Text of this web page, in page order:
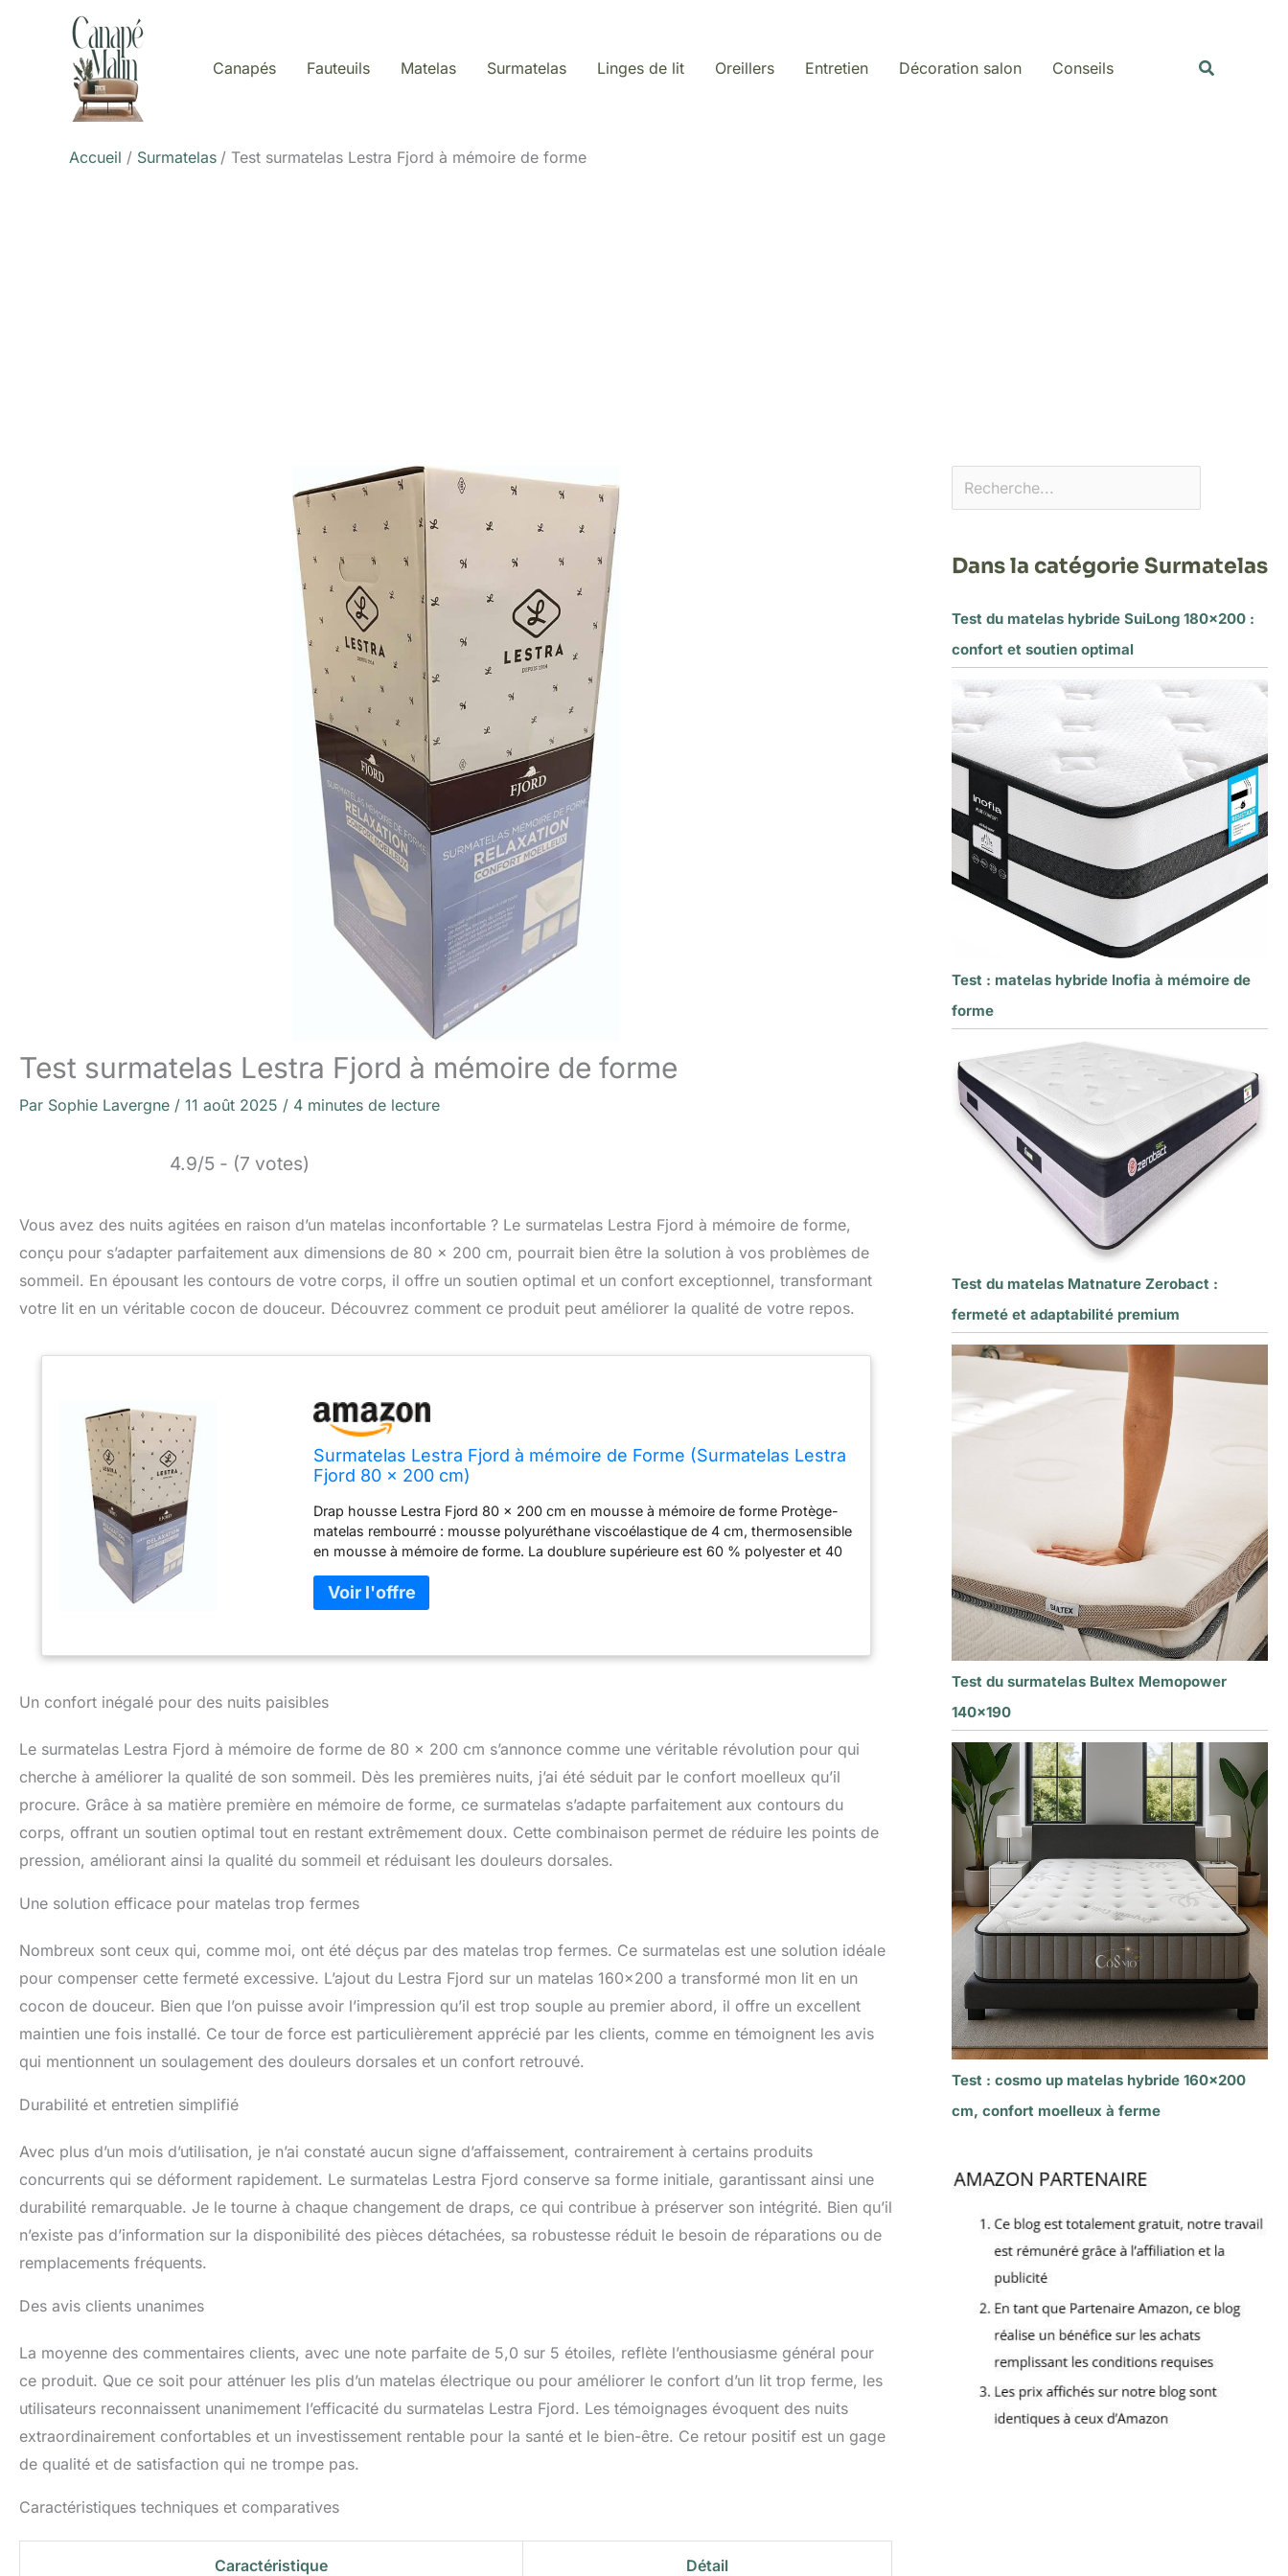
Canapés Fauteuils Matelas Surmatelas Linges de lit Oreillers Entretien Décoration salon Conseils
Accueil Surmatelas Test surmatelas Lestra Fjord à mémoire de forme
Test surmatelas Lestra Fjord à mémoire de forme
Par Sophie Lavergne / 11 août 2025 / 4 minutes de lecture
4.9/5 - (7 votes)
Vous avez des nuits agitées en raison d’un matelas inconfortable ? Le surmatelas Lestra Fjord à mémoire de forme,
conçu pour s’adapter parfaitement aux dimensions de 80 x 200 cm, pourrait bien être la solution à vos problèmes de
sommeil. En épousant les contours de votre corps, il offre un soutien optimal et un confort exceptionnel, transformant
votre lit en un véritable cocon de douceur. Découvrez comment ce produit peut améliorer la qualité de votre repos.
Surmatelas Lestra Fjord à mémoire de Forme (Surmatelas Lestra
Fjord 80 x 200 cm)
Drap housse Lestra Fjord 80 x 200 cm en mousse à mémoire de forme Protège-
matelas rembourré : mousse polyuréthane viscoélastique de 4 cm, thermosensible
en mousse à mémoire de forme. La doublure supérieure est 60 % polyester et 40
épaisseur de 6 cm Élastique aux 4 coins pour un maintien impeccable. 100 % neuf
et de haute qualité Caractéristiques techniques : surpiqûre à carreaux / face
cm / sous boîte de présentation LESTA FJORD / rembourrage : mousse
mousse à mémoire de forme de 2 cm Confort doux, s'adapte aux formes du
la pression exercée sur le corps. Fournit une relaxation profonde des tensions
pour un sommeil plus réparateur
Un confort inégalé pour des nuits paisibles
Le surmatelas Lestra Fjord à mémoire de forme de 80 x 200 cm s’annonce comme une véritable révolution pour qui
cherche à améliorer la qualité de son sommeil. Dès les premières nuits, j’ai été séduit par le confort moelleux qu’il
procure. Grâce à sa matière première en mémoire de forme, ce surmatelas s’adapte parfaitement aux contours du
corps, offrant un soutien optimal tout en restant extrêmement doux. Cette combinaison permet de réduire les points de
pression, améliorant ainsi la qualité du sommeil et réduisant les douleurs dorsales.
Une solution efficace pour matelas trop fermes
Nombreux sont ceux qui, comme moi, ont été déçus par des matelas trop fermes. Ce surmatelas est une solution idéale
pour compenser cette fermeté excessive. L’ajout du Lestra Fjord sur un matelas 160×200 a transformé mon lit en un
cocon de douceur. Bien que l’on puisse avoir l’impression qu’il est trop souple au premier abord, il offre un excellent
maintien une fois installé. Ce tour de force est particulièrement apprécié par les clients, comme en témoignent les avis
qui mentionnent un soulagement des douleurs dorsales et un confort retrouvé.
Durabilité et entretien simplifié
Avec plus d’un mois d’utilisation, je n’ai constaté aucun signe d’affaissement, contrairement à certains produits
concurrents qui se déforment rapidement. Le surmatelas Lestra Fjord conserve sa forme initiale, garantissant ainsi une
durabilité remarquable. Je le tourne à chaque changement de draps, ce qui contribue à préserver son intégrité. Bien qu’il
n’existe pas d’information sur la disponibilité des pièces détachées, sa robustesse réduit le besoin de réparations ou de
remplacements fréquents.
Des avis clients unanimes
La moyenne des commentaires clients, avec une note parfaite de 5,0 sur 5 étoiles, reflète l’enthousiasme général pour
ce produit. Que ce soit pour atténuer les plis d’un matelas électrique ou pour améliorer le confort d’un lit trop ferme, les
utilisateurs reconnaissent unanimement l’efficacité du surmatelas Lestra Fjord. Les témoignages évoquent des nuits
extraordinairement confortables et un investissement rentable pour la santé et le bien-être. Ce retour positif est un gage
de qualité et de satisfaction qui ne trompe pas.
Caractéristiques techniques et comparatives
Caractéristique Détail
Dans la catégorie Surmatelas
Test du matelas hybride SuiLong 180×200 :
confort et soutien optimal
Test : matelas hybride Inofia à mémoire de
forme
Test du matelas Matnature Zerobact :
fermeté et adaptabilité premium
Test du surmatelas Bultex Memopower
140×190
Test : cosmo up matelas hybride 160×200
cm, confort moelleux à ferme